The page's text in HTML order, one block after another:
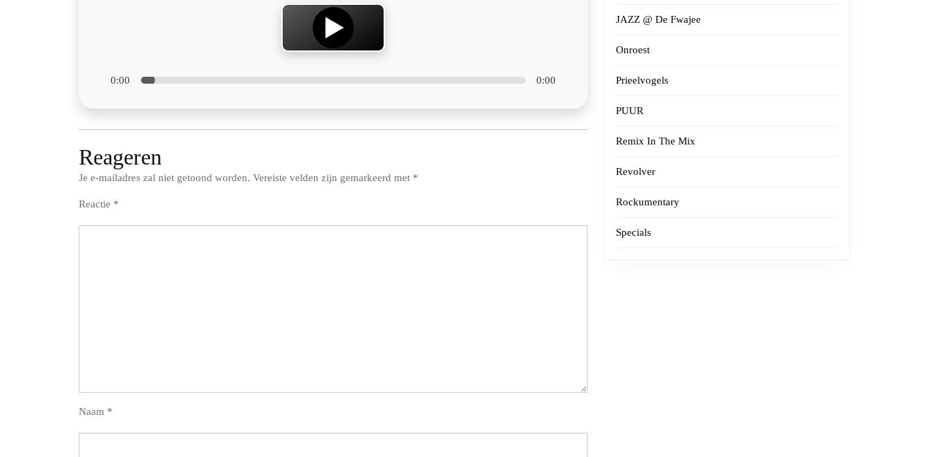
0:00 0:00
Reageren
Je e-mailadres zal niet getoond worden. Vereiste velden zijn gemarkeerd met *
Reactie *
Naam *
JAZZ @ De Fwajee
Onroest
Prieelvogels
PUUR
Remix In The Mix
Revolver
Rockumentary
Specials